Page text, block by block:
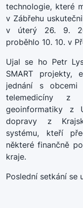
technologie, které
v Zábřehu
v úterý 26. 9.
proběhlo 10. 10. v
Ujal se ho Petr
SMART projekty,
jednání s
telemedicíny z
geoinformatiky z
dopravy z
systému, kteří
některé finančně
kraje.
Poslední setkání se